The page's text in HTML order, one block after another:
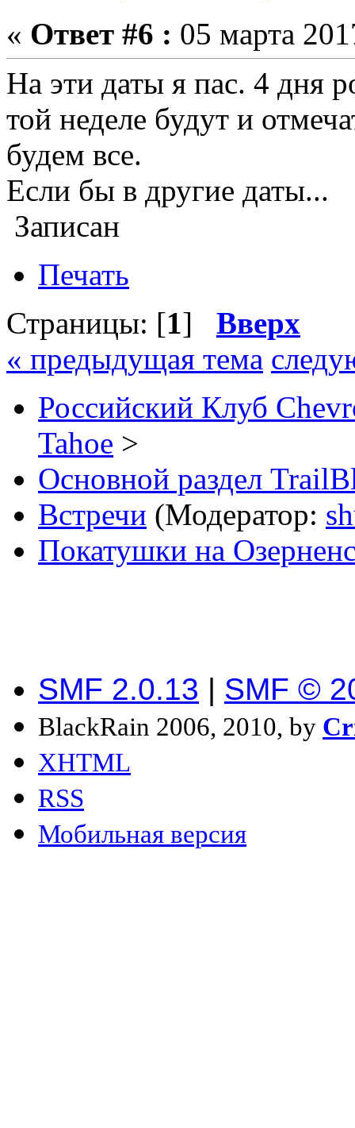
« Ответ #6 : 05 марта
На эти даты я пас. 4 дня
той неделе будут и
будем все.
Если бы в другие даты...
Записан
Печать
Страницы: [1] Вверх
« предыдущая тема
Российский Клуб
Tahoe >
Основной раздел
Встречи (Модератор:
Покатушки на
SMF 2.0.13 | SMF ©
BlackRain 2006, 2010, by
XHTML
RSS
Мобильная версия